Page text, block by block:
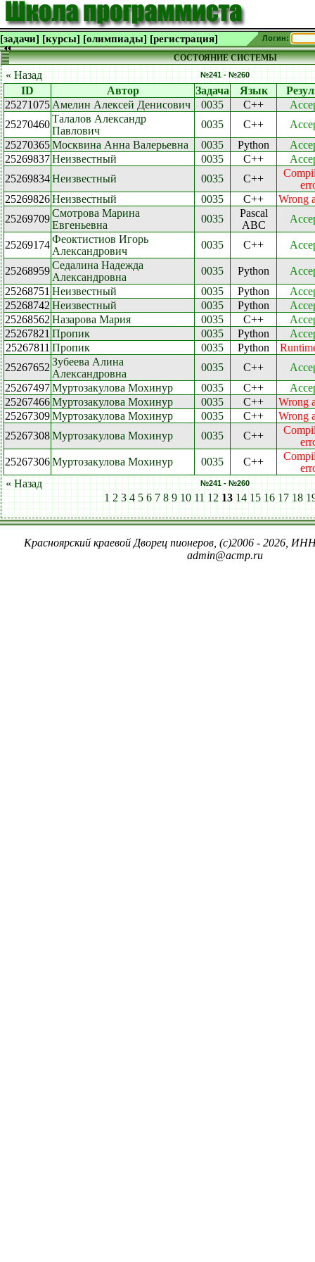
[задачи] [курсы] [олимпиады] [регистрация] Логин:
СОСТОЯНИЕ СИСТЕМЫ
« Назад №241 - №260
ID Автор Задача Язык
25271075 Амелин Алексей Денисович 0035 C++
25270460Талалов Александр
Павлович
0035 C++
25270365Москвина Анна Валерьевна 0035 Python
25269837Неизвестный 0035 C++
25269834Неизвестный 0035 C++
25269826Неизвестный 0035 C++
Wrong
25269709Смотрова Марина
Евгеньевна
0035
Pascal
ABC
25269174Феоктистиов Игорь
Александрович
0035 C++
25268959Седалина Надежда
Александровна
0035 Python
25268751 Неизвестный 0035 Python
25268742 Неизвестный 0035 Python
25268562 Назарова Мария 0035 C++
25267821 Пропик 0035 Python
25267811 Пропик 0035 Python
25267652 Зубеева Алина
Александровна
0035 C++
25267497Муртозакулова Мохинур 0035 C++
25267466Муртозакулова Мохинур 0035 C++
Wrong
25267309Муртозакулова Мохинур 0035 C++
Wrong
25267308Муртозакулова Мохинур 0035 C++
25267306Муртозакулова Мохинур 0035 C++
« Назад
№241 - №260
1 2 3 4 5 6 7 8 9 10 11 12 13 14 15 16 17 18
Красноярский краевой Дворец пионеров, (c)2006 - 2026,
admin@acmp.ru